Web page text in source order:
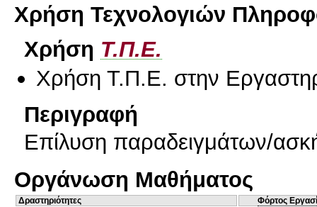
Χρήση Τεχνολογιών
Χρήση Τ.Π.Ε.
Χρήση Τ.Π.Ε. στην
Περιγραφή
Επίλυση παραδειγμάτων/
Οργάνωση Μαθήματος
Δραστηριότητες
Φόρτος